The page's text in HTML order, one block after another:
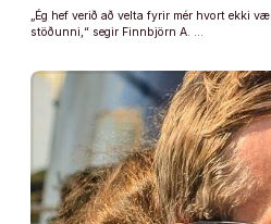
„Ég hef verið að velta fyrir mér hvort ekki
stöðunni,“ segir Finnbjörn A. …